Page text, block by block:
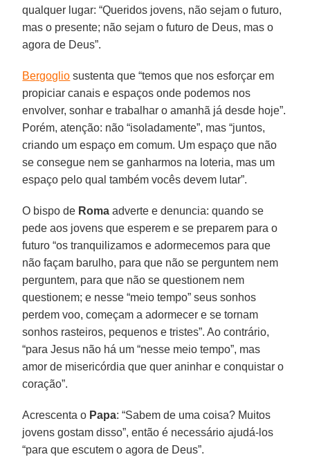
qualquer lugar: “Queridos jovens, não sejam o futuro,
mas o presente; não sejam o futuro de Deus, mas o
agora de Deus”.
Bergoglio sustenta que “temos que nos esforçar em
propiciar canais e espaços onde podemos nos
envolver, sonhar e trabalhar o amanhã já desde hoje”.
Porém, atenção: não “isoladamente”, mas “juntos,
criando um espaço em comum. Um espaço que não
se consegue nem se ganharmos na loteria, mas um
espaço pelo qual também vocês devem lutar”.
O bispo de Roma adverte e denuncia: quando se
pede aos jovens que esperem e se preparem para o
futuro “os tranquilizamos e adormecemos para que
não façam barulho, para que não se perguntem nem
perguntem, para que não se questionem nem
questionem; e nesse “meio tempo” seus sonhos
perdem voo, começam a adormecer e se tornam
sonhos rasteiros, pequenos e tristes”. Ao contrário,
“para Jesus não há um “nesse meio tempo”, mas
amor de misericórdia que quer aninhar e conquistar o
coração”.
Acrescenta o Papa: “Sabem de uma coisa? Muitos
jovens gostam disso”, então é necessário ajudá-los
“para que escutem o agora de Deus”.